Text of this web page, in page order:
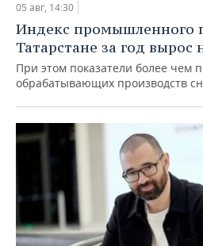
05 авг, 14:30
Индекс промышленного
Татарстане за год вырос
При этом показатели более чем
обрабатывающих производств